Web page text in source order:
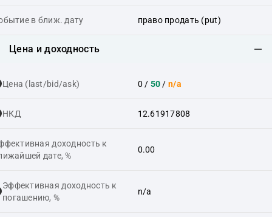
в ближ. дату право продать (put)
Цена и доходность
Цена (last/bid/ask) 0 / 50 /n/a
НКД 12.61917808
доходность к
дате, %
0.00
Эффективная доходность к
погашению, %
n/a